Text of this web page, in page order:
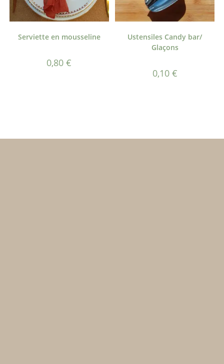
Serviette en mousseline
0,80€
Ustensiles Candy bar/
Glaçons
0,10 €